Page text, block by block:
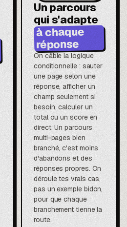
Un parcours
qui s'adapte
à chaque
réponse
On câble la logique
conditionnelle : sauter
une page selon une
réponse, afficher un
champ seulement si
besoin, calculer un
total ou un score en
direct. Un parcours
multi-pages bien
branché, c'est moins
d'abandons et des
réponses propres. On
déroule tes vrais cas,
pas un exemple bidon,
pour que chaque
branchement tienne la
route.